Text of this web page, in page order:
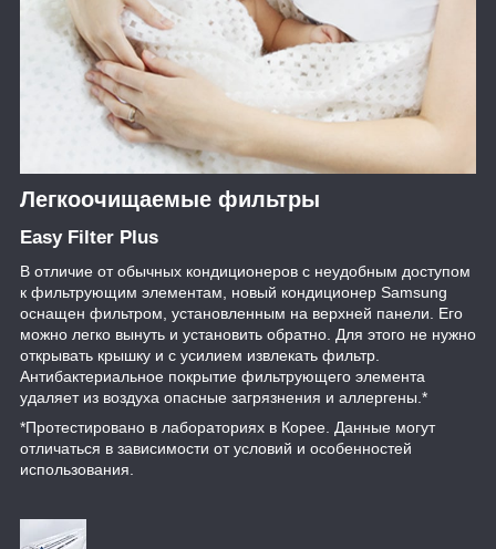
Легкоочищаемые фильтры
Easy Filter Plus
В отличие от обычных кондиционеров с неудобным доступом
к фильтрующим элементам, новый кондиционер Samsung
оснащен фильтром, установленным на верхней панели. Его
можно легко вынуть и установить обратно. Для этого не нужно
открывать крышку и с усилием извлекать фильтр.
Антибактериальное покрытие фильтрующего элемента
удаляет из воздуха опасные загрязнения и аллергены.*
*Протестировано в лабораториях в Корее. Данные могут
отличаться в зависимости от условий и особенностей
использования.